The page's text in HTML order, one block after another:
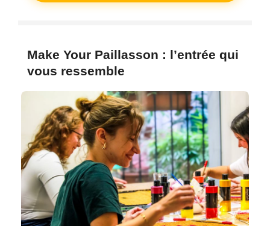
Make Your Paillasson : l’entrée qui
vous ressemble